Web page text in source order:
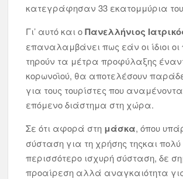
κατεγράφησαν 33 εκατομμύρια
Γι’ αυτό και οΠανελλήνιος
επαναλαμβάνει πως εάν οι ίδιοι οι
τηρούν τα μέτρα προφύλαξης
κορωνοϊού, θα αποτελέσουν
για τους τουρίστες που
επόμενο διάστημα στη χώρα.
Σε ότι αφορά στη μάσκα, όπου
σύσταση για τη χρήσης τηςκαι πολύ
περισσότερο ισχυρή σύσταση, δε
προαίρεση αλλά αναγκαιότητα